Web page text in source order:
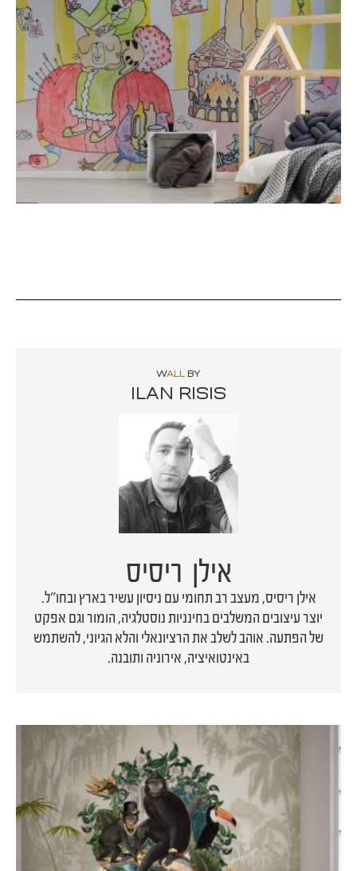
WALL BY
ILAN RISIS
אילן ריסיס
אילן ריסיס, מעצב רב תחומי עם ניסיון עשיר בארץ ובחו"ל.
יוצר עיצובים המשלבים בחינניות נוסטלגיה, הומור וגם אפקט
של הפתעה. אוהב לשלב את הרציונאלי והלא הגיוני, להשתמש
באינטואיציה, אירוניה ותובנה.